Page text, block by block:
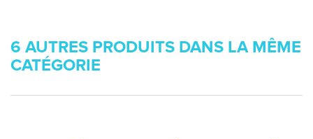
6 AUTRES PRODUITS DANS LA MÊME
CATÉGORIE